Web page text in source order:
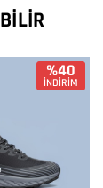
%40
İNDİRİM